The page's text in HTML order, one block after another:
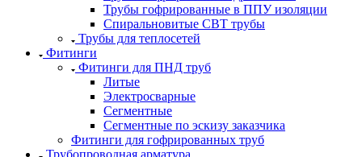
Трубы гофрированные в ППУ изоляции
Спиральновитые СВТ трубы
Трубы для теплосетей
Фитинги
Фитинги для ПНД труб
Литые
Электросварные
Сегментные
Сегментные по эскизу заказчика
Фитинги для гофрированных труб
Трубопроводная арматура